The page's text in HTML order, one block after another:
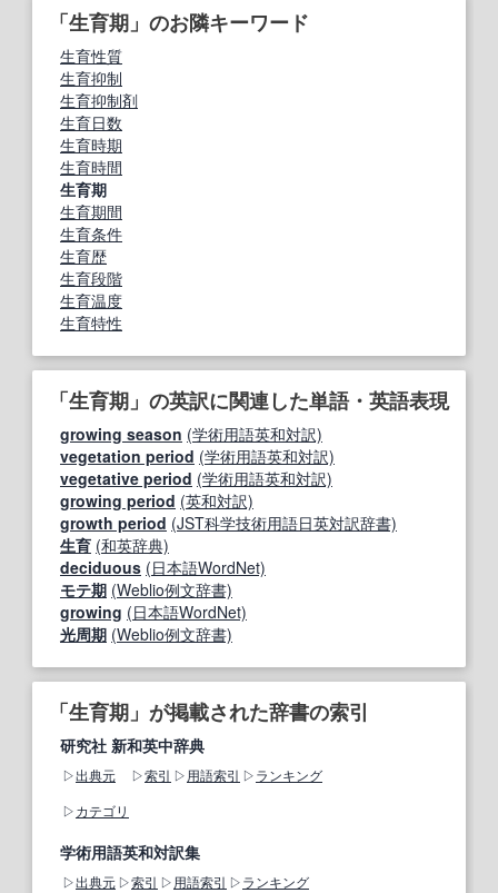
「生育期」のお隣キーワード
生育性質
生育抑制
生育抑制剤
生育日数
生育時期
生育時間
生育期
生育期間
生育条件
生育歴
生育段階
生育温度
生育特性
「生育期」の英訳に関連した単語・英語表現
growing season (学術用語英和対訳)
vegetation period (学術用語英和対訳)
vegetative period (学術用語英和対訳)
growing period (英和対訳)
growth period (JST科学技術用語日英対訳辞書)
生育 (和英辞典)
deciduous (日本語WordNet)
モテ期 (Weblio例文辞書)
growing (日本語WordNet)
光周期 (Weblio例文辞書)
「生育期」が掲載された辞書の索引
研究社 新和英中辞典
出典元 索引 用語索引
ランキング
カテゴリ
学術用語英和対訳集
出典元 索引 用語索引 ランキング